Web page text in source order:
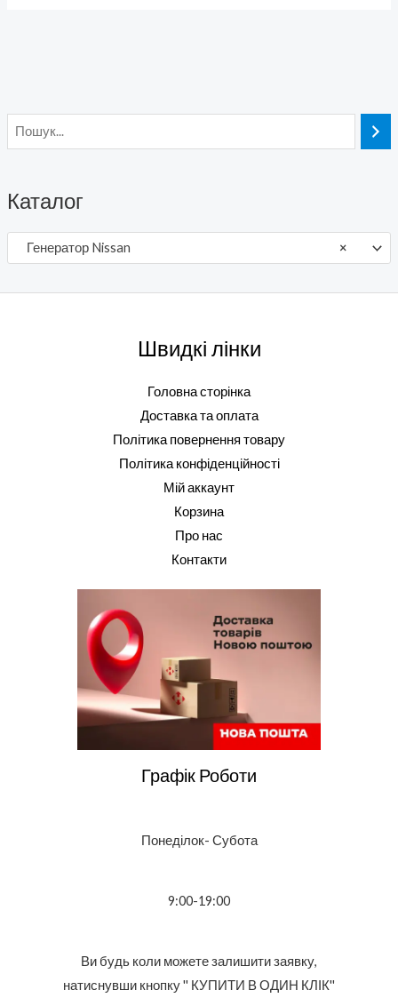
Каталог
×
Генератор Nissan
Швидкі лінки
Головна сторінка
Доставка та оплата
Політика повернення товару
Політика конфіденційності
Мій аккаунт
Корзина
Про нас
Контакти
Графік Роботи
Понеділок- Субота
9:00-19:00
Ви будь коли можете залишити заявку,
натиснувши кнопку '' КУПИТИ В ОДИН КЛІК''